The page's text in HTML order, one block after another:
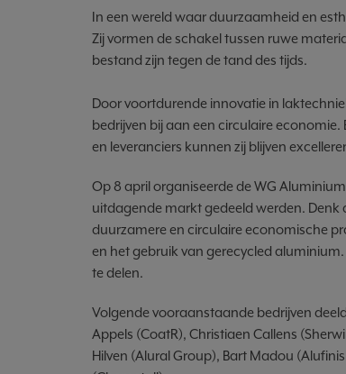
In een wereld waar duurzaamheid en
Zij vormen de schakel tussen ruwe
bestand zijn tegen de tand des tijds.
Door voortdurende innovatie in
bedrijven bij aan een circulaire
en leveranciers kunnen zij blijven
Op 8 april organiseerde de WG
uitdagende markt gedeeld werden.
duurzamere en circulaire economische
en het gebruik van gerecycled
te delen.
Volgende vooraanstaande bedrijven
Appels (CoatR), Christiaen Callens
Hilven (Alural Group), Bart Madou